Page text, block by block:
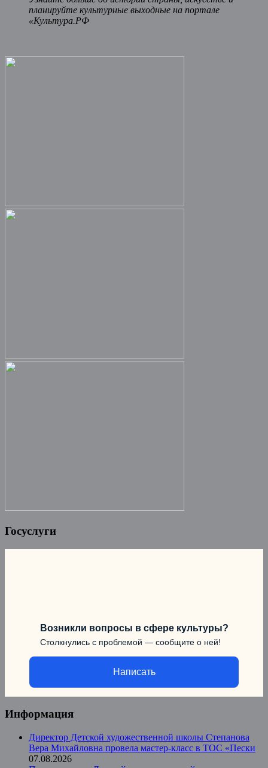
планируйте культурные выходные на портале
«Культура.РФ
Госуслуги
Возникли вопросы в сфере культуры?
Столкнулись с проблемой — сообщите о ней!
Написать
Информация
Директор Детской художественной школы Степанова
Вера Михайловна провела мастер-класс в ТОС «Пески
07.08.2026